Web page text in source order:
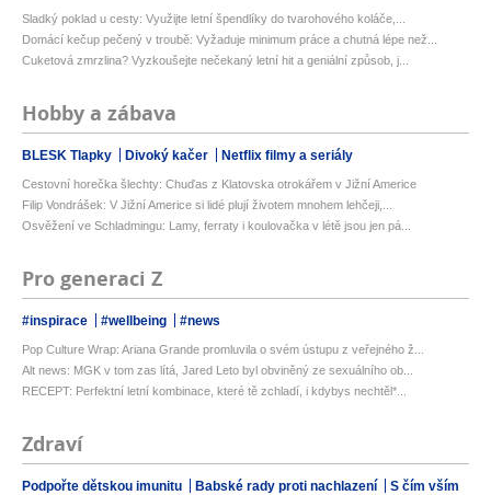
Sladký poklad u cesty: Využijte letní špendlíky do tvarohového koláče,...
Domácí kečup pečený v troubě: Vyžaduje minimum práce a chutná lépe než...
Cuketová zmrzlina? Vyzkoušejte nečekaný letní hit a geniální způsob, j...
Hobby a zábava
BLESK Tlapky Divoký kačer Netflix filmy a seriály
Cestovní horečka šlechty: Chuďas z Klatovska otrokářem v Jižní Americe
Filip Vondrášek: V Jižní Americe si lidé plují životem mnohem lehčeji,...
Osvěžení ve Schladmingu: Lamy, ferraty i koulovačka v létě jsou jen pá...
Pro generaci Z
#inspirace #wellbeing #news
Pop Culture Wrap: Ariana Grande promluvila o svém ústupu z veřejného ž...
Alt news: MGK v tom zas lítá, Jared Leto byl obviněný ze sexuálního ob...
RECEPT: Perfektní letní kombinace, které tě zchladí, i kdybys nechtěl*...
Zdraví
Podpořte dětskou imunitu Babské rady proti nachlazení
S čím vším